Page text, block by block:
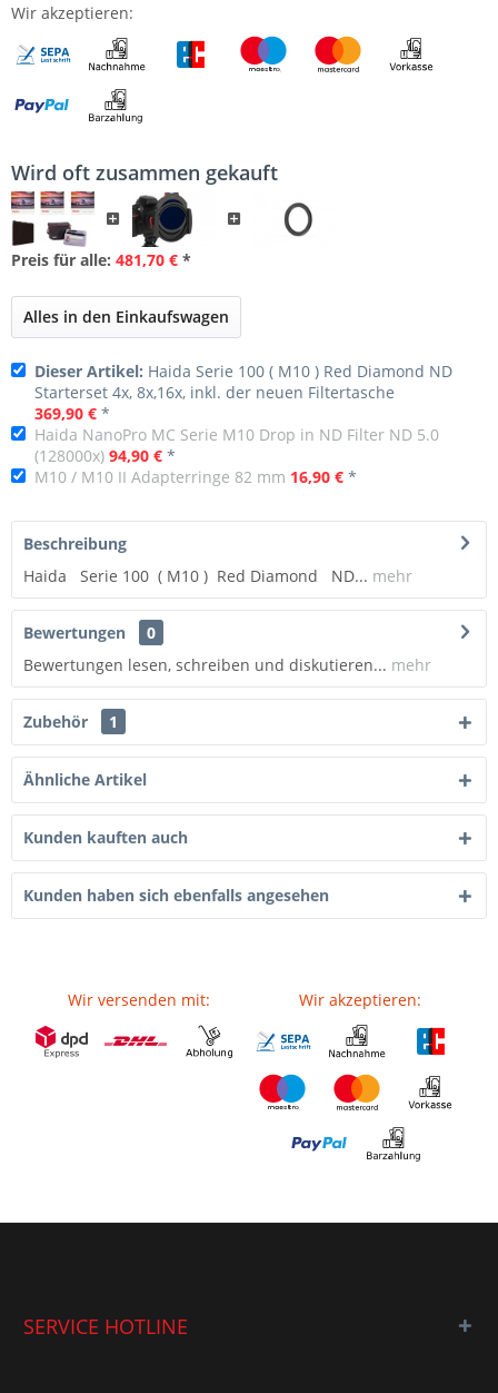
Wir akzeptieren:
Wird oft zusammen gekauft
Preis für alle: 481,70 € *
Alles in den Einkaufswagen
Dieser Artikel: Haida Serie 100 ( M10 ) Red Diamond ND
Starterset 4x, 8x,16x, inkl. der neuen Filtertasche
369,90 € *
Haida NanoPro MC Serie M10 Drop in ND Filter ND 5.0
(128000x) 94,90 € *
M10 / M10 II Adapterringe 82 mm 16,90 € *
Beschreibung
Haida Serie 100 ( M10 ) Red Diamond ND... mehr
Bewertungen
0
Bewertungen lesen, schreiben und diskutieren... mehr
Zubehör 1
Ähnliche Artikel
Kunden kauften auch
Kunden haben sich ebenfalls angesehen
Wir versenden mit: Wir akzeptieren:
SERVICE HOTLINE